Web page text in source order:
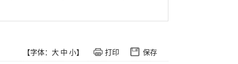
【字体： 大 中 小】 打印 保存